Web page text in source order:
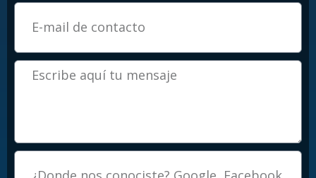
Email
Mensaje
Procedencia